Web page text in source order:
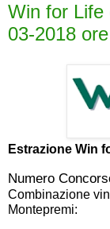
Win for Life
03-2018
Estrazione Win
Numero
Combinazione
Montepremi: